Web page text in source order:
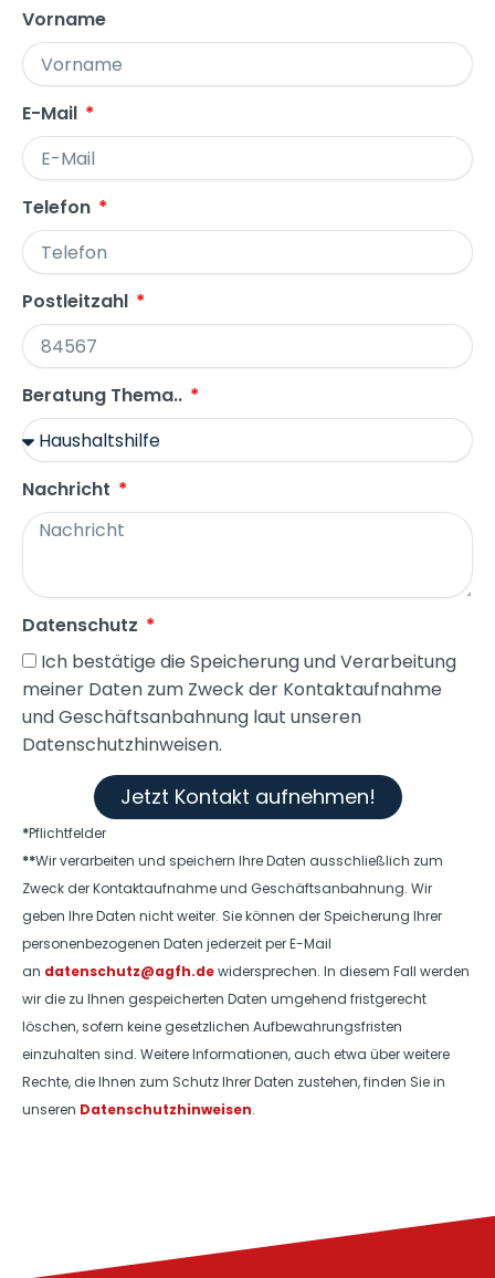
Vorname
E-Mail
Telefon
Postleitzahl
Beratung Thema..
Nachricht
Datenschutz
Ich bestätige die Speicherung und Verarbeitung
meiner Daten zum Zweck der Kontaktaufnahme
und Geschäftsanbahnung laut unseren
Datenschutzhinweisen.
Jetzt Kontakt aufnehmen!
*Pflichtfelder
**Wir verarbeiten und speichern Ihre Daten ausschließlich zum
Zweck der Kontaktaufnahme und Geschäftsanbahnung. Wir
geben Ihre Daten nicht weiter. Sie können der Speicherung Ihrer
personenbezogenen Daten jederzeit per E-Mail
an datenschutz@agfh.dewidersprechen. In diesem Fall werden
wir die zu Ihnen gespeicherten Daten umgehend fristgerecht
löschen, sofern keine gesetzlichen Aufbewahrungsfristen
einzuhalten sind. Weitere Informationen, auch etwa über weitere
Rechte, die Ihnen zum Schutz Ihrer Daten zustehen, finden Sie in
unseren Datenschutzhinweisen.